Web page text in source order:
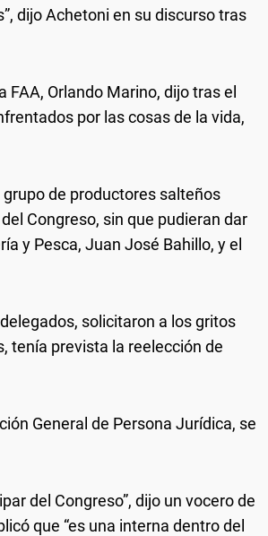
dijo Achetoni en su discurso tras
Orlando Marino, dijo tras el
por las cosas de la vida,
de productores salteños
Congreso, sin que pudieran dar
y Pesca, Juan José Bahillo, y el
solicitaron a los gritos
tenía prevista la reelección de
General de Persona Jurídica, se
del Congreso”, dijo un vocero de
que “es una interna dentro del